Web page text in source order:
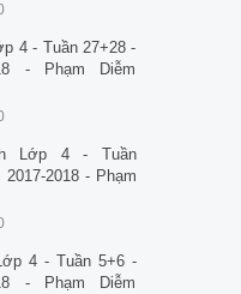
4 - Tuần 27+28 -
- Phạm Diễm
Lớp 4 - Tuần
2018 - Phạm
4 - Tuần 5+6 -
- Phạm Diễm